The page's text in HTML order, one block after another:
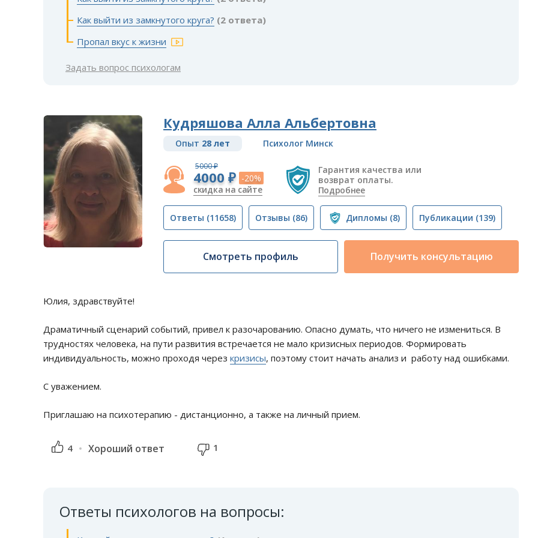
Как выйти из замкнутого круга? (2 ответа)
Пропал вкус к жизни
Задать вопрос психологам
Кудряшова Алла Альбертовна
Опыт 28 лет Психолог Минск
5000 ₽
4000 ₽ -20%
скидка на сайте
Гарантия качества или
возврат оплаты.
Подробнее
Ответы (11658) Отзывы (86) Дипломы (8) Публикации (139)
Смотреть профиль Получить консультацию
Юлия, здравствуйте!
Драматичный сценарий событий, привел к разочарованию. Опасно думать, что ничего не измениться. В
трудностях человека, на пути развития встречается не мало кризисных периодов. Формировать
индивидуальность, можно проходя через кризисы, поэтому стоит начать анализ и работу над ошибками.
С уважением.
Приглашаю на психотерапию - дистанционно, а также на личный прием.
4 Хороший ответ 1
Ответы психологов на вопросы: